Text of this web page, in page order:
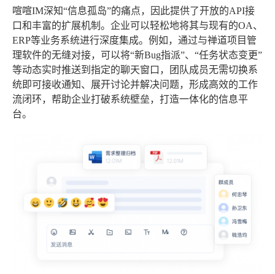
喧喧IM深知“信息孤岛”的痛点，因此提供了开放的API接
口和丰富的扩展机制。企业可以轻松地将其与现有的OA、
ERP等业务系统进行深度集成。例如，通过与禅道项目管
理软件的无缝对接，可以将“新Bug指派”、“任务状态变更”
等动态实时推送到指定的聊天窗口，团队成员无需切换系
统即可接收通知、展开讨论并解决问题，形成高效的工作
流闭环，帮助企业打破系统壁垒，打造一体化的信息平
台。